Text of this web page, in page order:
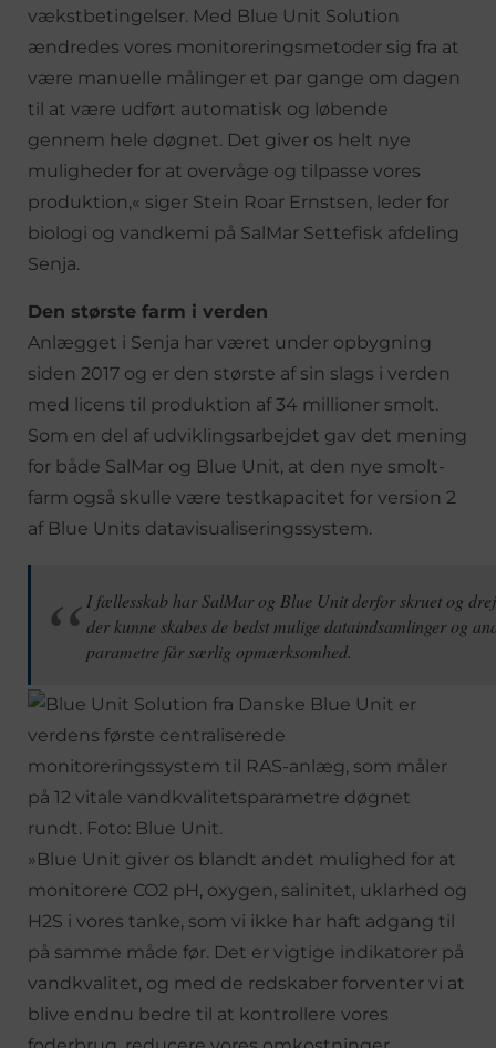
vækstbetingelser. Med Blue Unit Solution
ændredes vores monitoreringsmetoder sig fra at
være manuelle målinger et par gange om dagen
til at være udført automatisk og løbende
gennem hele døgnet. Det giver os helt nye
muligheder for at overvåge og tilpasse vores
produktion,« siger Stein Roar Ernstsen, leder for
biologi og vandkemi på SalMar Settefisk afdeling
Senja.
Den største farm i verden
Anlægget i Senja har været under opbygning
siden 2017 og er den største af sin slags i verden
med licens til produktion af 34 millioner smolt.
Som en del af udviklingsarbejdet gav det mening
for både SalMar og Blue Unit, at den nye smolt-
farm også skulle være testkapacitet for version 2
af Blue Units datavisualiseringssystem.
I fællesskab har SalMar og Blue Unit derfor skruet og
der kunne skabes de bedst mulige dataindsamlinger og
parametre får særlig opmærksomhed.
»Blue Unit giver os blandt andet mulighed for at
monitorere CO2 pH, oxygen, salinitet, uklarhed og
H2S i vores tanke, som vi ikke har haft adgang til
på samme måde før. Det er vigtige indikatorer på
vandkvalitet, og med de redskaber forventer vi at
blive endnu bedre til at kontrollere vores